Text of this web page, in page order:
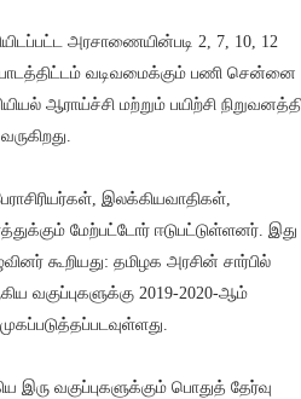
அரசாணையின்படி 2, 7, 10, 12
பாடத்திட்டம் வடிவமைக்கும் பணி சென்னை
ஆராய்ச்சி மற்றும் பயிற்சி
இலக்கியவாதிகள்,
மேற்பட்டோர் ஈடுபட்டுள்ளனர். இது
கூறியது: தமிழக அரசின் சார்பில்
வகுப்புகளுக்கு 2019-2020-ஆம்
இரு வகுப்புகளுக்கும் பொதுத் தேர்வு